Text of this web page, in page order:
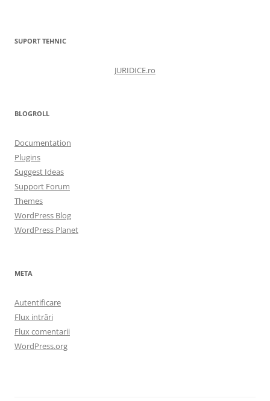
SUPORT TEHNIC
JURIDICE.ro
BLOGROLL
Documentation
Plugins
Suggest Ideas
Support Forum
Themes
WordPress Blog
WordPress Planet
META
Autentificare
Flux intrări
Flux comentarii
WordPress.org